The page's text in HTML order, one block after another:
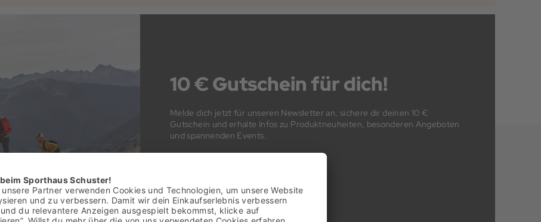
10 € Gutschein für dich!
Melde dich jetzt für unseren Newsletter an, sichere dir deinen 10 €
Gutschein und erhalte Infos zu Produktneuheiten, besonderen Angeboten
und spannenden Events.